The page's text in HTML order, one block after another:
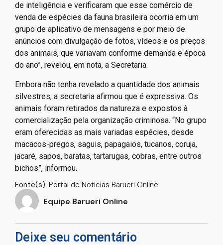
de inteligência e verificaram que esse comércio de
venda de espécies da fauna brasileira ocorria em um
grupo de aplicativo de mensagens e por meio de
anúncios com divulgação de fotos, vídeos e os preços
dos animais, que variavam conforme demanda e época
do ano”, revelou, em nota, a Secretaria.
Embora não tenha revelado a quantidade dos animais
silvestres, a secretaria afirmou que é expressiva. Os
animais foram retirados da natureza e expostos à
comercialização pela organização criminosa. “No grupo
eram oferecidas as mais variadas espécies, desde
macacos-pregos, saguis, papagaios, tucanos, coruja,
jacaré, sapos, baratas, tartarugas, cobras, entre outros
bichos”, informou.
Fonte(s): Portal de Noticias Barueri Online
Equipe Barueri Online
Deixe seu comentário